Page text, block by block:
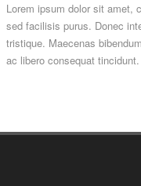
Lorem ipsum dolor sit amet,
sed facilisis purus. Donec
tristique. Maecenas
ac libero consequat